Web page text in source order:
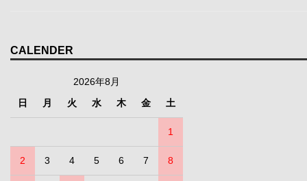
CALENDER
2026年8月
日
月 火 水 木 金 土
1
2 3 4 5 6 7 8